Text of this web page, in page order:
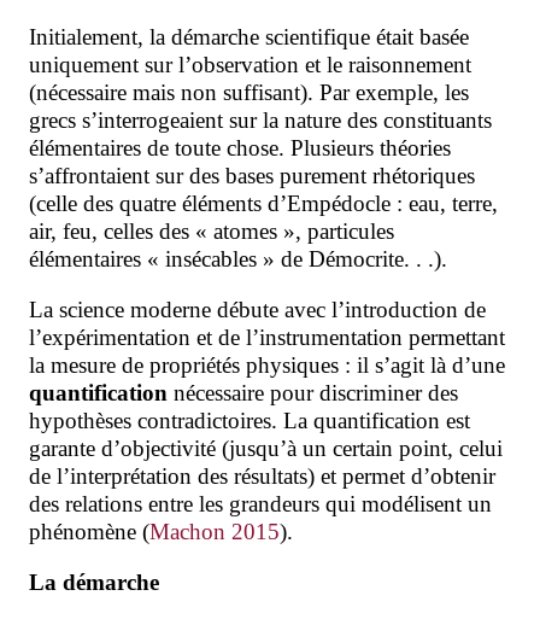
Initialement, la démarche scientifique était basée
uniquement sur l’observation et le raisonnement
(nécessaire mais non suffisant). Par exemple, les
grecs s’interrogeaient sur la nature des constituants
élémentaires de toute chose. Plusieurs théories
s’affrontaient sur des bases purement rhétoriques
(celle des quatre éléments d’Empédocle : eau, terre,
air, feu, celles des « atomes », particules
élémentaires « insécables » de Démocrite. . .).
La science moderne débute avec l’introduction de
l’expérimentation et de l’instrumentation permettant
la mesure de propriétés physiques : il s’agit là d’une
quantification nécessaire pour discriminer des
hypothèses contradictoires. La quantification est
garante d’objectivité (jusqu’à un certain point, celui
de l’interprétation des résultats) et permet d’obtenir
des relations entre les grandeurs qui modélisent un
phénomène (Machon 2015).
La démarche